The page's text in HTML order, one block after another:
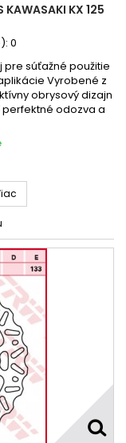
KAWASAKI KX 125
0
pre súťažné použitie
Vyrobené z
obrysový dizajn
odozva a